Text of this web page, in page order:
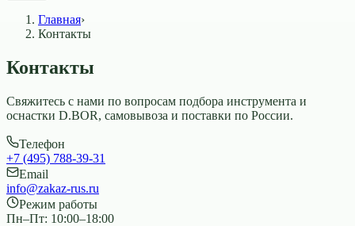
Главная›
Контакты
Контакты
Свяжитесь с нами по вопросам подбора инструмента и
оснастки D.BOR, самовывоза и поставки по России.
Телефон
+7 (495) 788-39-31
Email
info@zakaz-rus.ru
Режим работы
Пн–Пт: 10:00–18:00